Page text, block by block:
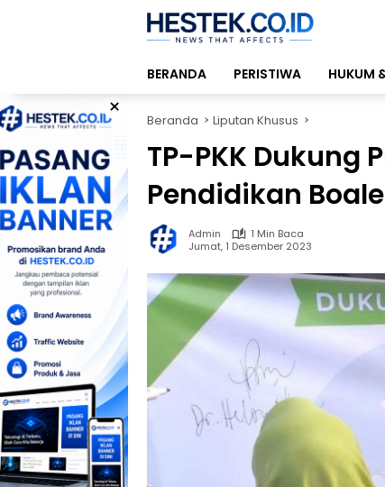
BERANDA PERISTIWA HUKUM
× Beranda Liputan Khusus
TP-PKK Dukung
Pendidikan
Admin
1 Min Baca
Jumat, 1 Desember 2023